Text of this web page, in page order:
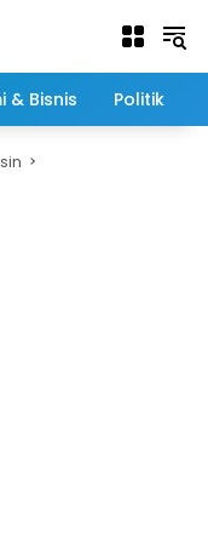
& Bisnis Politik